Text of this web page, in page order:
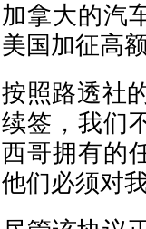
加拿大的汽
美国加征高
按照路透社
续签，我们
西哥拥有的
他们必须对